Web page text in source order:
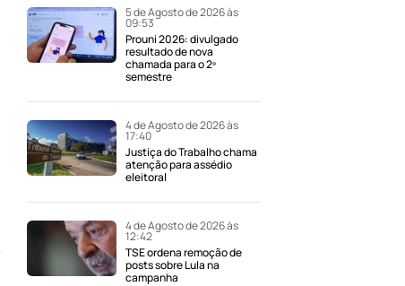
5 de Agosto de 2026 às
09:53
Prouni 2026: divulgado
resultado de nova
chamada para o 2º
semestre
4 de Agosto de 2026 às
17:40
Justiça do Trabalho chama
atenção para assédio
eleitoral
4 de Agosto de 2026 às
12:42
TSE ordena remoção de
posts sobre Lula na
campanha